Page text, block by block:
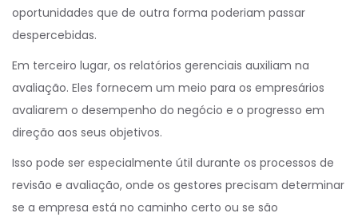
oportunidades que de outra forma poderiam passar
despercebidas.
Em terceiro lugar, os relatórios gerenciais auxiliam na
avaliação. Eles fornecem um meio para os empresários
avaliarem o desempenho do negócio e o progresso em
direção aos seus objetivos.
Isso pode ser especialmente útil durante os processos de
revisão e avaliação, onde os gestores precisam determinar
se a empresa está no caminho certo ou se são